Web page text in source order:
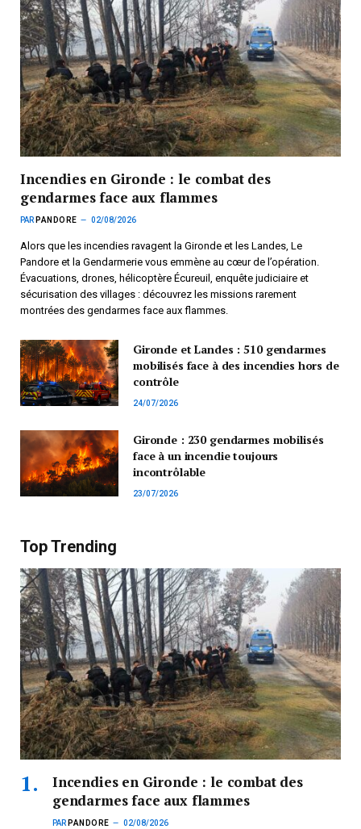
Incendies en Gironde : le combat des
gendarmes face aux flammes
PAR PANDORE 02/08/2026
Alors que les incendies ravagent la Gironde et les Landes, Le
Pandore et la Gendarmerie vous emmène au cœur de l’opération.
Évacuations, drones, hélicoptère Écureuil, enquête judiciaire et
sécurisation des villages : découvrez les missions rarement
montrées des gendarmes face aux flammes.
Gironde et Landes : 510 gendarmes
mobilisés face à des incendies hors de
contrôle
24/07/2026
Gironde : 230 gendarmes mobilisés
face à un incendie toujours
incontrôlable
23/07/2026
Top Trending
Incendies en Gironde : le combat des
gendarmes face aux flammes
PAR PANDORE 02/08/2026